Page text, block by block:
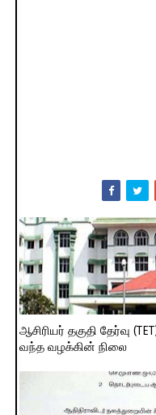
ஆசிரியர் தகுதி தேர்வு
வந்த வழக்கின் நிலை